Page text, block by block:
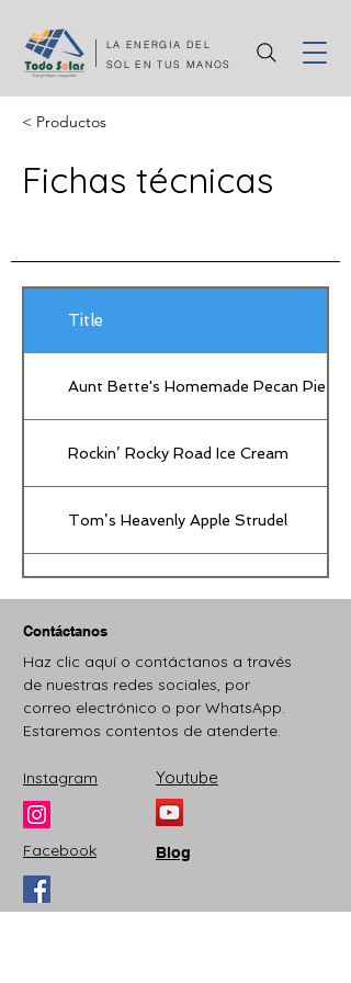
LA ENERGIA DEL
SOL EN TUS MANOS
< Productos
Fichas técnicas
Title
Aunt Bette's Homemade Pecan Pie
Rockin’ Rocky Road Ice Cream
Tom’s Heavenly Apple Strudel
Contáctanos
Haz clic aquí o contáctanos a través
de nuestras redes sociales, por
correo electrónico o por WhatsApp.
Estaremos contentos de atenderte.
Instagram Youtube
Facebook Blog